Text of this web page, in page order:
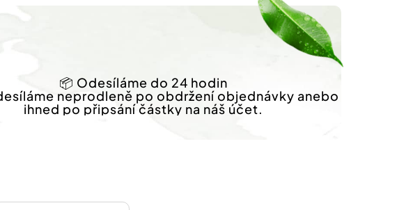
📦 Odesíláme do 24 hodin
neprodleně po obdržení objednávky anebo
ihned po připsání částky na náš účet.